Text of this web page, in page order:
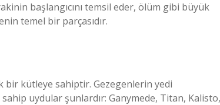
başlangıcını temsil eder, ölüm gibi büyük
temel bir parçasıdır.
bir kütleye sahiptir. Gezegenlerin yedi
uydular şunlardır: Ganymede, Titan, Kalisto,